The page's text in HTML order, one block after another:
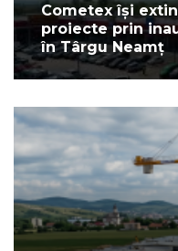
Cometex își
proiecte prin
în Târgu Neamț